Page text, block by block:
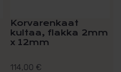
Korvarenkaat
kultaa, flakka 2mm
x 12mm
114,00 €